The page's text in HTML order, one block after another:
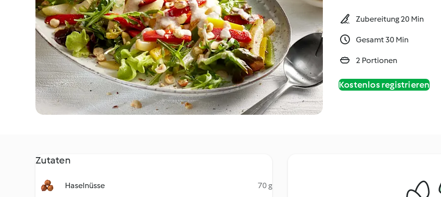
Zubereitung 20 Min
Gesamt 30 Min
2 Portionen
Kostenlos registrieren
Zutaten
Haselnüsse 70 g